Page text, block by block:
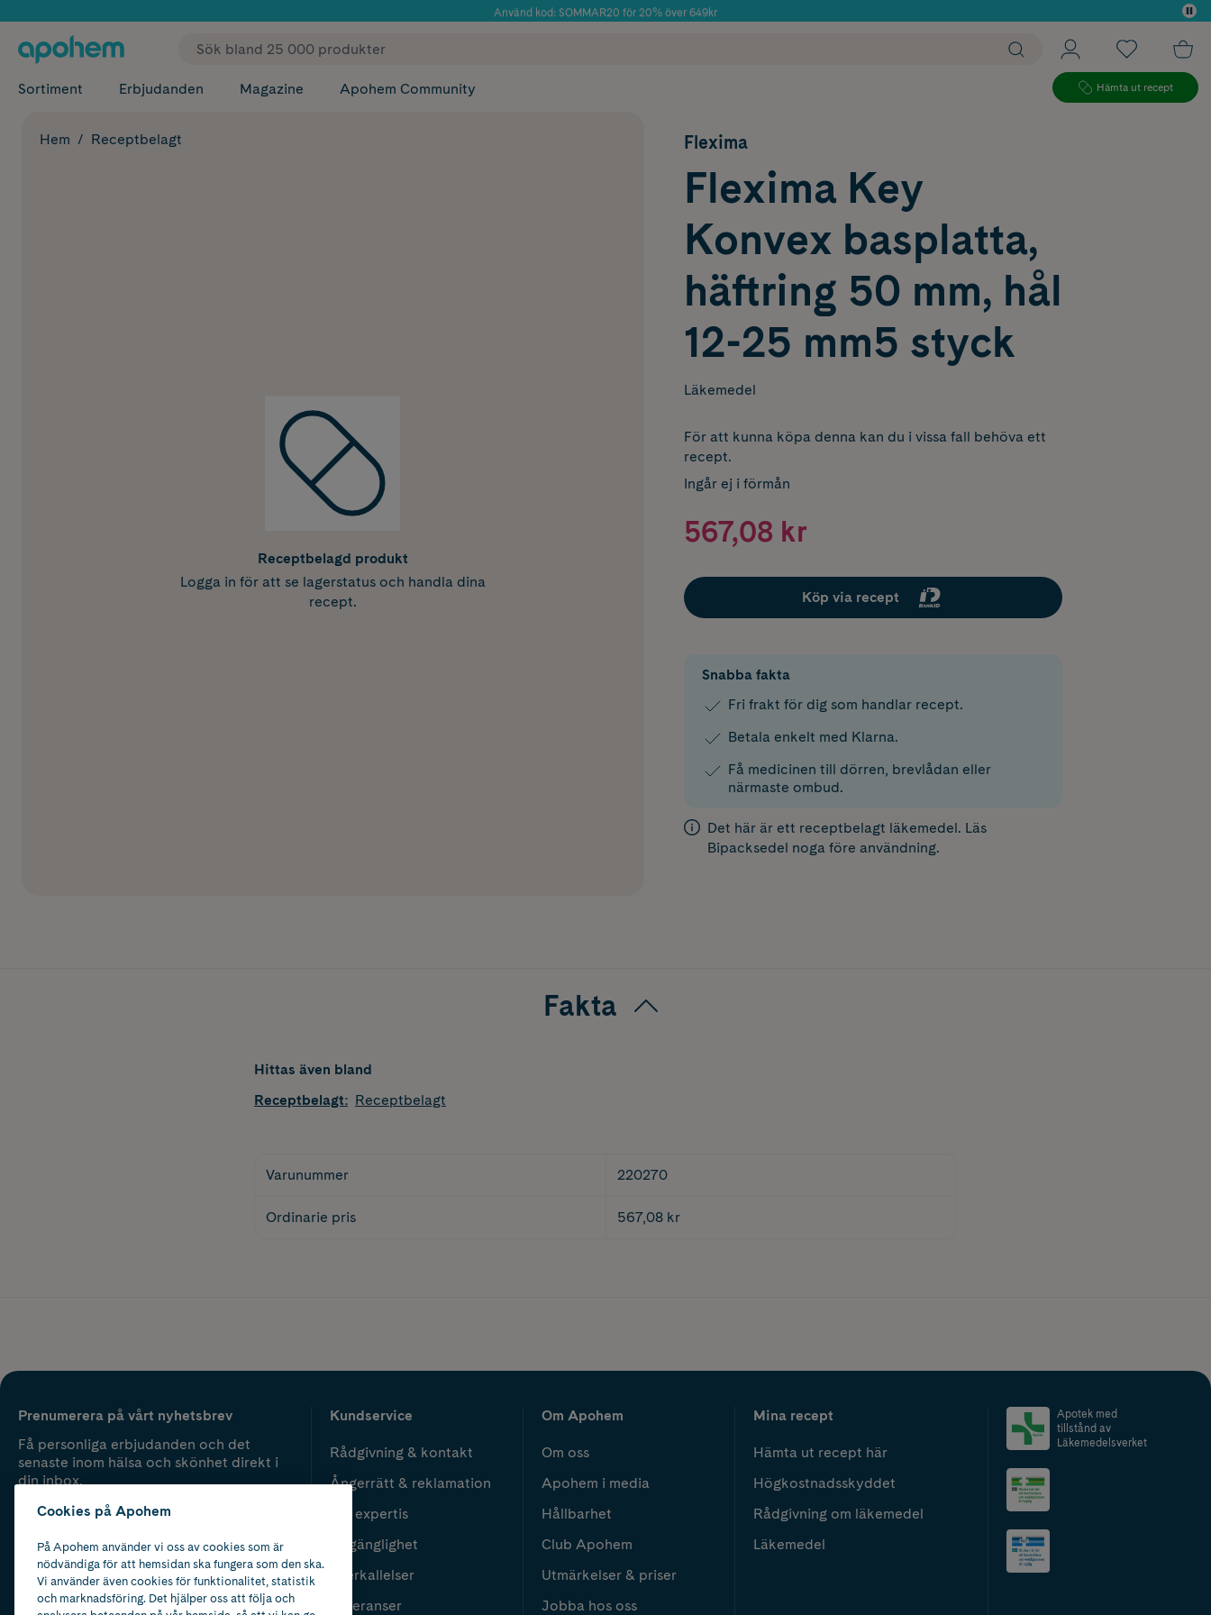
Använd kod: SOMMAR20 för 20% över 649kr
✓ Fri frakt
Sortiment Erbjudanden Magazine Apohem Community Hämta ut recept
Hem Receptbelagt
Receptbelagd produkt
Logga in för att se lagerstatus och handla dina
recept.
Flexima
Flexima Key
Konvex basplatta,
häftring 50 mm, hål
12-25 mm5 styck
Läkemedel
För att kunna köpa denna kan du i vissa fall behöva ett
recept.
Ingår ej i förmån
567,08 kr
Köp via recept
Snabba fakta
Fri frakt för dig som handlar recept.
Betala enkelt med Klarna.
Få medicinen till dörren, brevlådan eller
närmaste ombud.
Det här är ett receptbelagt läkemedel. Läs
Bipacksedel noga före användning.
Fakta
Hittas även bland
Receptbelagt: Receptbelagt
Varunummer 220270
Ordinarie pris 567,08 kr
Prenumerera på vårt nyhetsbrev
Få personliga erbjudanden och det
senaste inom hälsa och skönhet direkt i
din inbox.
Kundservice
Rådgivning & kontakt
Ångerrätt & reklamation
Vår expertis
Tillgänglighet
Återkallelser
Leveranser
Om Apohem
Om oss
Apohem i media
Hållbarhet
Club Apohem
Utmärkelser & priser
Jobba hos oss
Mina recept
Hämta ut recept här
Högkostnadsskyddet
Rådgivning om läkemedel
Läkemedel
Apotek med
tillstånd av
Läkemedelsverket
Cookies på Apohem
På Apohem använder vi oss av cookies som är
nödvändiga för att hemsidan ska fungera som den ska.
Vi använder även cookies för funktionalitet, statistik
och marknadsföring. Det hjälper oss att följa och